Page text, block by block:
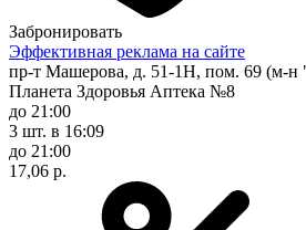
Забронировать
Эффективная реклама на сайте
пр-т Машерова, д. 51-1Н, пом. 69 (м-н
Планета Здоровья Аптека №8
до 21:00
3 шт. в 16:09
до 21:00
17,06 р.